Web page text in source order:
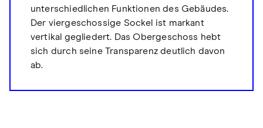
unterschiedlichen Funktionen des Gebäudes.
Der viergeschossige Sockel ist markant
vertikal gegliedert. Das Obergeschoss hebt
sich durch seine Transparenz deutlich davon
ab.